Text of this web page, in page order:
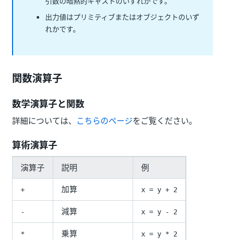
出力値はプリミティブまたはオブジェクトのいず
れかです。
関数演算子
数学演算子と関数
詳細については、 こちらのページをご覧ください。
算術演算子
演算子 説明 例
+ 加算 x = y + 2
- 減算 x = y - 2
* 乗算 x = y * 2